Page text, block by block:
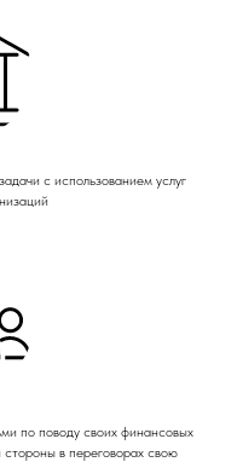
с использованием услуг
по поводу своих финансовых
в переговорах свою